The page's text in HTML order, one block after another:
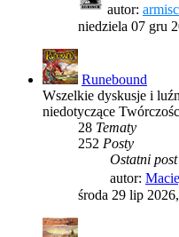
autor:
niedziela 07 gru
Runebound
Wszelkie dyskusje i
niedotyczące
28 Tematy
252 Posty
Ostatni post
autor:
środa 29 lip